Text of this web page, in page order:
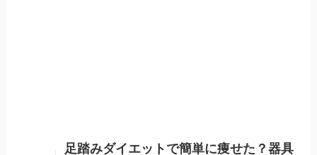
足踏みダイエットで簡単に痩せた？器具